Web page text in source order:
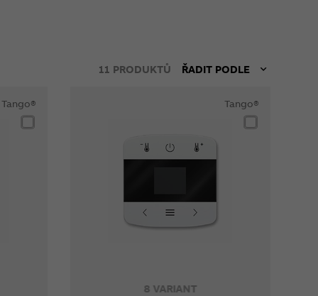
11 PRODUKTŮ ŘADIT PODLE
Tango®
8 VARIANT
Tango®